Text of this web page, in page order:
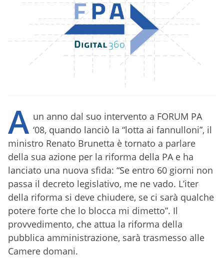
A un anno dal suo intervento a FORUM PA
‘08, quando lanciò la “lotta ai fannulloni”, il
ministro Renato Brunetta è tornato a parlare
della sua azione per la riforma della PA e ha
lanciato una nuova sfida: “Se entro 60 giorni non
passa il decreto legislativo, me ne vado. L’iter
della riforma si deve chiudere, se ci sarà qualche
potere forte che lo blocca mi dimetto”. Il
provvedimento, che attua la riforma della
pubblica amministrazione, sarà trasmesso alle
Camere domani.